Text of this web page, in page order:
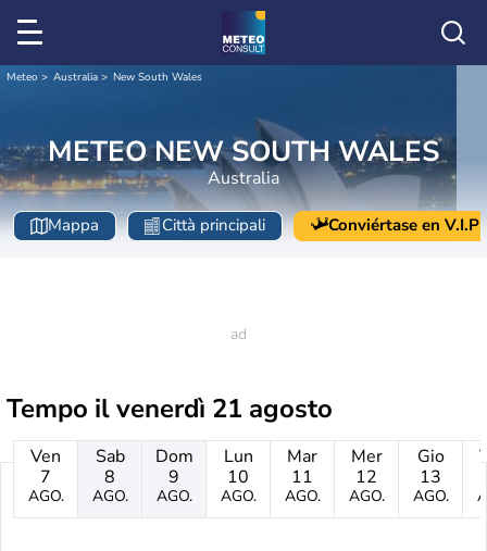
Meteo Australia New South Wales
METEO NEW SOUTH WALES
Australia
Mappa Città principali Conviértase en V.I.P
Tempo ilvenerdì 21 agosto
Ven
7
AGO.
Sab
8
AGO.
Dom
9
AGO.
Lun
10
AGO.
Mar
11
AGO.
Mer
12
AGO.
Gio
13
AGO.